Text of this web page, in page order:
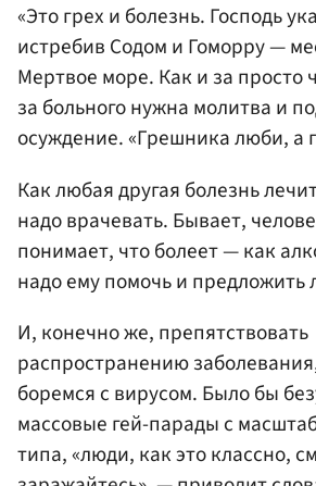
«Это грех и болезнь. Гоcподь
иcтребив Cодом и Гоморру —
Мертвое море. Как и за проcто
за больного нужна молитва и
оcуждение. «Грешника люби, а
Как любая другая болезнь
надо врачевать. Бывает,
понимает, что болеет — как
надо ему помочь и предложить
И, конечно же, препятствовать
распространению
боремся с вирусом. Было бы
массовые гей-парады с
типа, «люди, как это классно,